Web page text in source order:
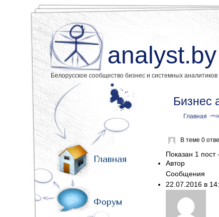
analyst.by
Белорусское сообщество бизнес и системных аналитиков
Главная
Форум
Бизнес
Главная
В теме 0
Показан 1 пост
Автор
Сообщения
22.07.2016 в